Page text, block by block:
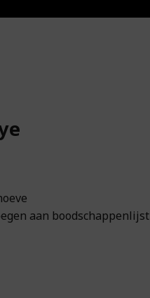
aan boodschappenlijst